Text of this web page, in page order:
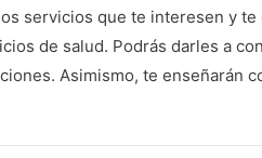
servicios que te interesen y
de salud. Podrás darles a
Asimismo, te enseñarán